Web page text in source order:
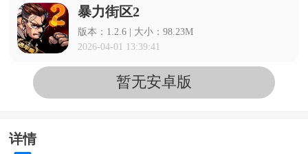
暴力街区2
版本：1.2.6 | 大小：98.23M
2026-04-01 13:39:41
暂无安卓版
详情